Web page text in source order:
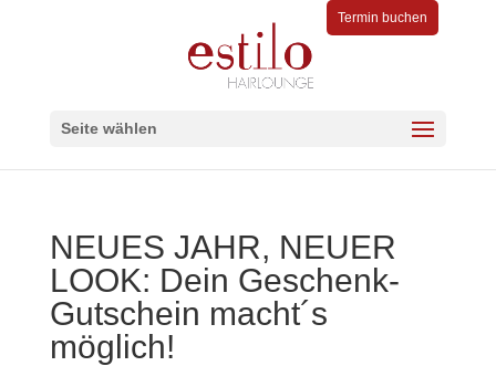
Termin buchen
Seite wählen
NEUES JAHR, NEUER
LOOK: Dein Geschenk-
Gutschein macht´s
möglich!